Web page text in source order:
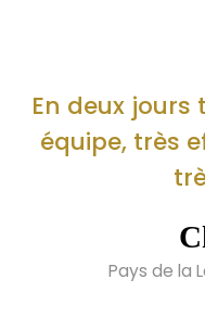
En deux
équipe, très
Pays de la